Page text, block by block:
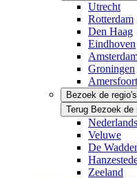
Utrecht
Rotterdam
Den Haag
Eindhoven
Groningen
Amersfoort
Bezoek de regio's
Terug Bezoek de
Veluwe
De
Zeeland